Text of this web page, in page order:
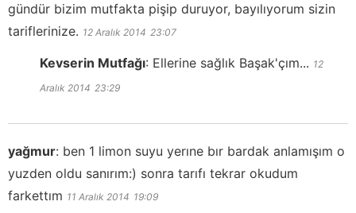
gündür bizim mutfakta pişip duruyor, bayılıyorum sizin
tariflerinize. 12 Aralık 2014 23:07
Kevserin Mutfağı: Ellerine sağlık Başak'çım... 12
Aralık 2014 23:29
yağmur: ben 1 limon suyu yerıne bır bardak anlamışım o
yuzden oldu sanırım:) sonra tarıfı tekrar okudum
farkettım 11 Aralık 2014 19:09